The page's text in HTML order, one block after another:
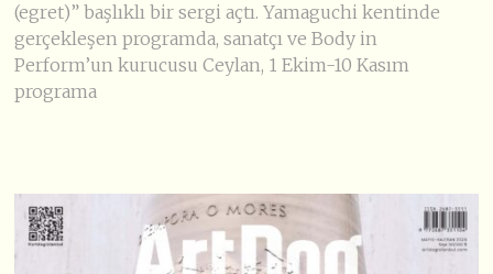
(egret)” başlıklı bir sergi açtı. Yamaguchi kentinde
gerçekleşen programda, sanatçı ve Body in
Perform’un kurucusu Ceylan, 1 Ekim-10 Kasım
programa